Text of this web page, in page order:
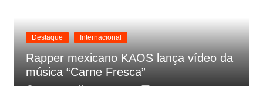
Destaque Internacional
Rapper mexicano KAOS lança vídeo da
música “Carne Fresca”